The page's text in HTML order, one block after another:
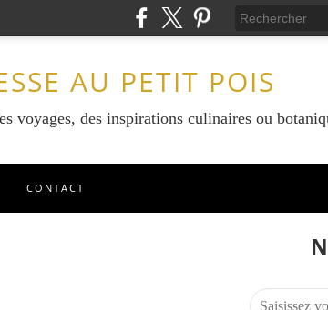
AU PETIT POIS
voyages, des inspirations culinaires ou
CONTACT